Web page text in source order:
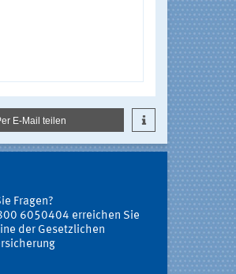
E-Mail teilen
Fragen?
6050404 erreichen Sie
der Gesetzlichen